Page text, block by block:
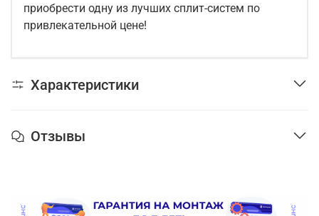
приобрести одну из лучших сплит-систем по
привлекательной цене!
Характеристики
Отзывы